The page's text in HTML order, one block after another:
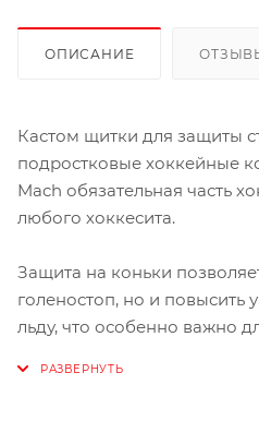
ОПИСАНИЕ
Кастом щитки для защиты
подростковые хоккейные
Mach обязательная часть
любого хоккесита.
Защита на коньки
голеностоп, но и повысить
льду, что особенно важно